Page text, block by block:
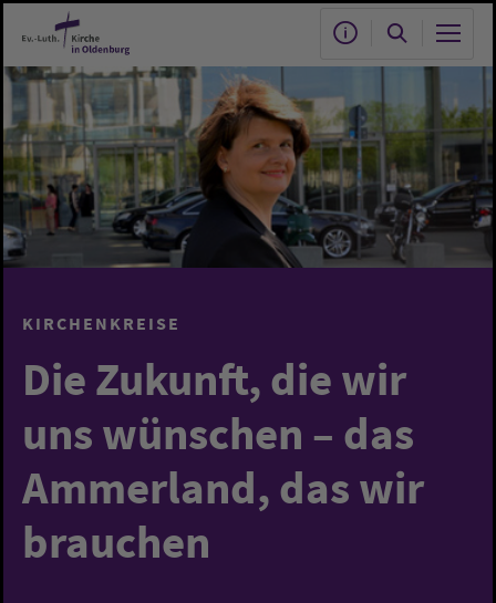
Zum Hauptinhalt springen
KIRCHENKREISE
Die Zukunft, die wir
uns wünschen – das
Ammerland, das wir
brauchen